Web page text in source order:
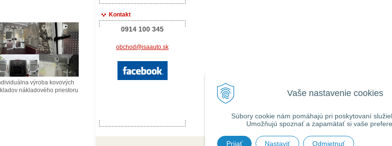
Vaše nastavenie cookies
Súbory cookie nám pomáhajú pri poskytovaní
Umožňujú spoznať a zapamätať si vaše
Prijať Nastaviť Odmietnuť
Kontakt
0914 100 345
obchod@isaauto.sk
výroba kovových
nákladového priestoru